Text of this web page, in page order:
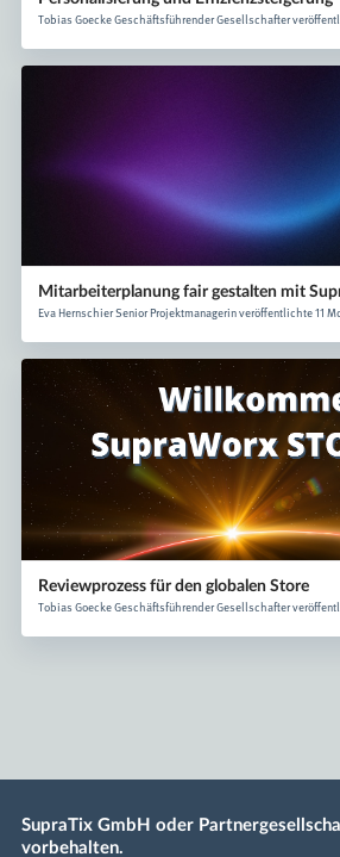
Tobias Goecke Geschäftsführender Gesellschafter
Mitarbeiterplanung fair gestalten mit
Eva Hernschier Senior Projektmanagerin veröffentlichte 11
Reviewprozess für den globalen Store
Tobias Goecke Geschäftsführender Gesellschafter
SupraTix GmbH oder
vorbehalten.